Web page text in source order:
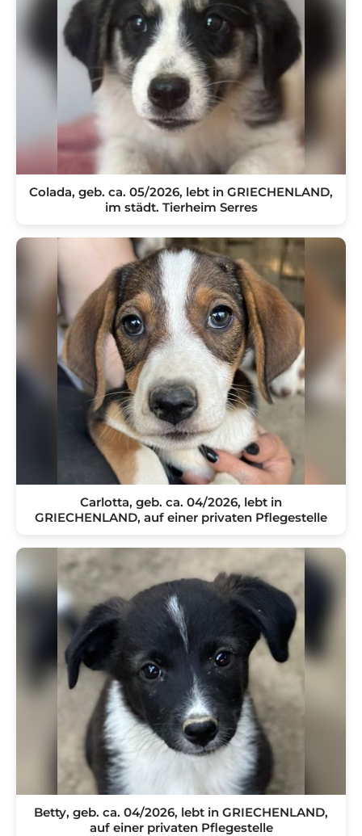
Colada, geb. ca. 05/2026, lebt in GRIECHENLAND,
im städt. Tierheim Serres
Carlotta, geb. ca. 04/2026, lebt in
GRIECHENLAND, auf einer privaten Pflegestelle
Betty, geb. ca. 04/2026, lebt in GRIECHENLAND,
auf einer privaten Pflegestelle